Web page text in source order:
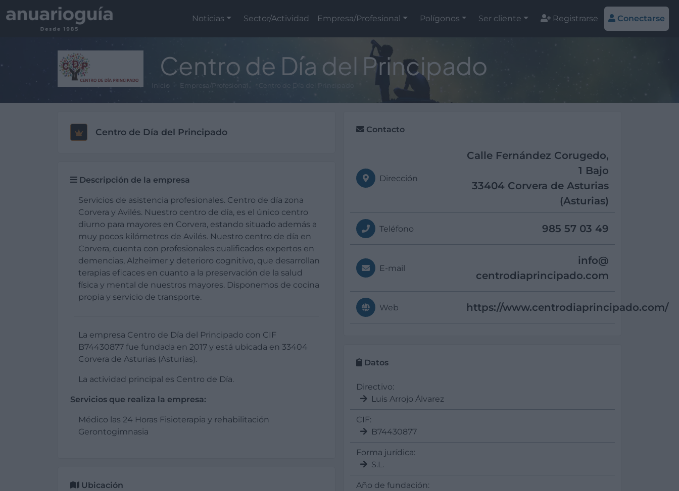
Noticias Sector/Actividad Empresa/Profesional Polígonos Ser cliente Registrarse Conectarse
Centro de Día del Principado
Inicio Empresa/Profesional Centro de Día del Principado
Centro de Día del Principado
Descripción de la empresa
Servicios de asistencia profesionales. Centro de día zona
Corvera y Avilés. Nuestro centro de día, es el único centro
diurno para mayores en Corvera, estando situado además a
muy pocos kilómetros de Avilés. Nuestro centro de día en
Corvera, cuenta con profesionales cualificados expertos en
demencias, Alzheimer y deterioro cognitivo, que desarrollan
terapias eficaces en cuanto a la preservación de la salud
física y mental de nuestros mayores. Disponemos de cocina
propia y servicio de transporte.
La empresa Centro de Día del Principado con CIF
B74430877 fue fundada en 2017 y está ubicada en 33404
Corvera de Asturias (Asturias).
La actividad principal es Centro de Día.
Servicios que realiza la empresa:
Médico las 24 Horas Fisioterapia y rehabilitación
Gerontogimnasia
Ubicación
Contacto
Dirección
Calle Fernández Corugedo,
1 Bajo
33404 Corvera de Asturias
(Asturias)
Teléfono 985 57 03 49
E-mail
info@
centrodiaprincipado.com
Web https://www.centrodiaprincipado.com/
Datos
Directivo:
Luis Arrojo Álvarez
CIF:
B74430877
Forma jurídica:
S.L.
Año de fundación: